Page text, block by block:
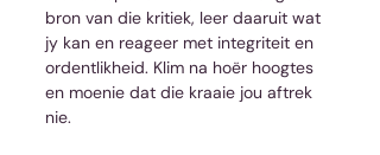
bron van die kritiek, leer daaruit wat
jy kan en reageer met integriteit en
ordentlikheid. Klim na hoër hoogtes
en moenie dat die kraaie jou aftrek
nie.